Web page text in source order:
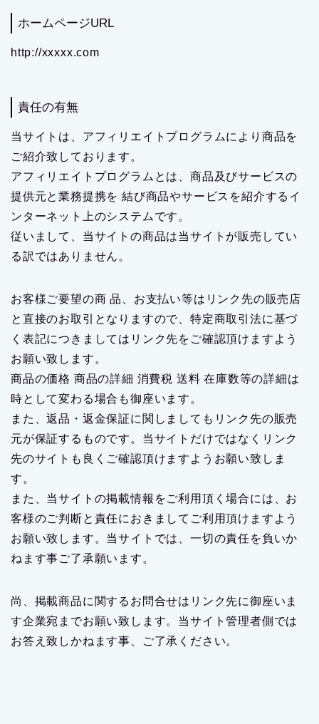
ホームページURL
http://xxxxx.com
責任の有無
当サイトは、アフィリエイトプログラムにより商品を
ご紹介致しております。
アフィリエイトプログラムとは、商品及びサービスの
提供元と業務提携を 結び商品やサービスを紹介するイ
ンターネット上のシステムです。
従いまして、当サイトの商品は当サイトが販売してい
る訳ではありません。
お客様ご要望の商 品、お支払い等はリンク先の販売店
と直接のお取引となりますので、特定商取引法に基づ
く表記につきましてはリンク先をご確認頂けますよう
お願い致します。
商品の価格 商品の詳細 消費税 送料 在庫数等の詳細は
時として変わる場合も御座います。
また、返品・返金保証に関しましてもリンク先の販売
元が保証するものです。当サイトだけではなくリンク
先のサイトも良くご確認頂けますようお願い致しま
す。
また、当サイトの掲載情報をご利用頂く場合には、お
客様のご判断と責任におきましてご利用頂けますよう
お願い致します。当サイトでは、一切の責任を負いか
ねます事ご了承願います。
尚、掲載商品に関するお問合せはリンク先に御座いま
す企業宛までお願い致します。当サイト管理者側では
お答え致しかねます事、ご了承ください。